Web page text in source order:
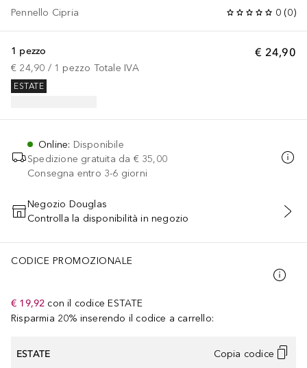
Pennello Cipria 0 (0)
€ 24,90
1 pezzo
€ 24,90 / 1 pezzo Totale IVA
ESTATE
Online: Disponibile
Spedizione gratuita da € 35,00
Consegna entro 3-6 giorni
AGGIUNGI AL CARRELLO
Negozio Douglas
Controlla la disponibilità in negozio
CODICE PROMOZIONALE
€ 19,92 con il codice ESTATE
Risparmia 20% inserendo il codice a carrello:
ESTATE Copia codice